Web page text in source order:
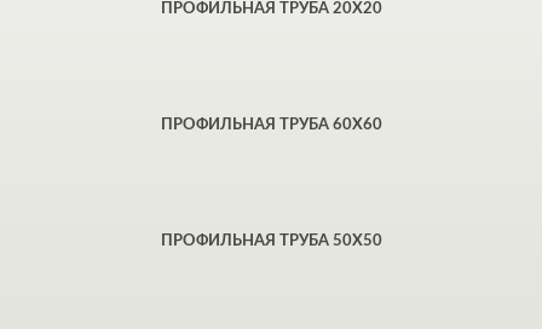
ПРОФИЛЬНАЯ ТРУБА 20Х20
ПРОФИЛЬНАЯ ТРУБА 60Х60
ПРОФИЛЬНАЯ ТРУБА 50Х50